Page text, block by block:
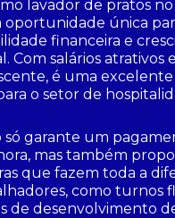
lavador de pratos no
oportunidade única
financeira e
Com salários atrativos
é uma
o setor de
só garante um
mas também
que fazem toda a
como turnos
de desenvolvimento